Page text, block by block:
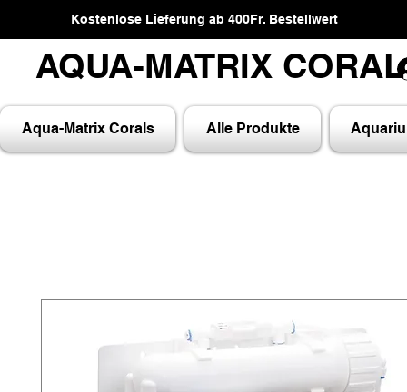
Kostenlose Lieferung ab 400Fr. Bestellwert
AQUA-MATRIX
AQUA-MATRIX
Aqua-Matrix Corals Alle Produkte